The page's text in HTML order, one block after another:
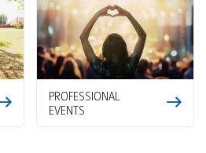
PROFESSIONAL
EVENTS